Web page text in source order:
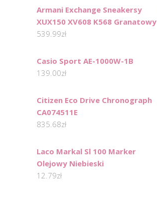
Armani Exchange Sneakersy
XUX150 XV608 K568 Granatowy
539.99zł
Casio Sport AE-1000W-1B
139.00zł
Citizen Eco Drive Chronograph
CA074511E
835.68zł
Laco Markal Sl 100 Marker
Olejowy Niebieski
12.79zł